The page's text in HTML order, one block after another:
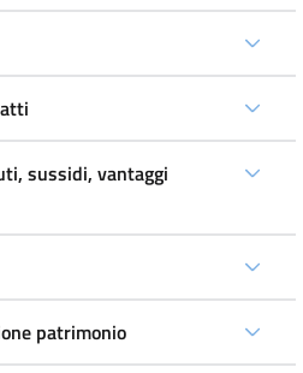
sussidi, vantaggi
patrimonio